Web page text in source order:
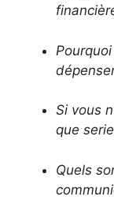
Si vous
que
Quels